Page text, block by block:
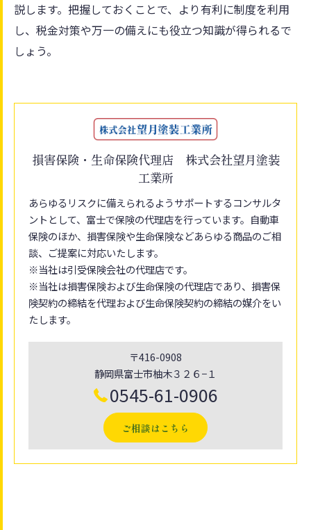
説します。把握しておくことで、より有利に制度を利用
し、税金対策や万一の備えにも役立つ知識が得られるで
しょう。
損害保険・生命保険代理店 株式会社望月塗装
工業所
あらゆるリスクに備えられるようサポートするコンサルタ
ントとして、富士で保険の代理店を行っています。自動車
保険のほか、損害保険や生命保険などあらゆる商品のご相
談、ご提案に対応いたします。
※当社は引受保険会社の代理店です。
※当社は損害保険および生命保険の代理店であり、損害保
険契約の締結を代理および生命保険契約の締結の媒介をい
たします。
〒416-0908
静岡県富士市柚木３２６−１
0545-61-0906
ご相談はこちら